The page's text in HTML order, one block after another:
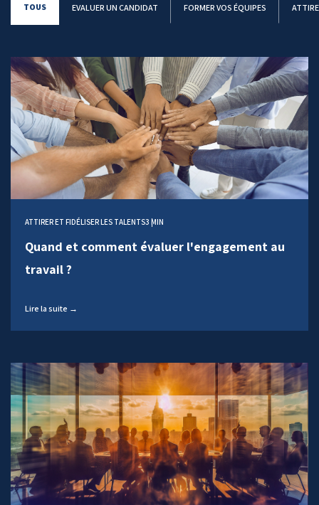
TOUS EVALUER UN CANDIDAT FORMER VOS ÉQUIPES
ATTIRER ET FIDÉLISER LES TALENTS3 MIN
Quand et comment évaluer l'engagement au
travail ?
Lire la suite →